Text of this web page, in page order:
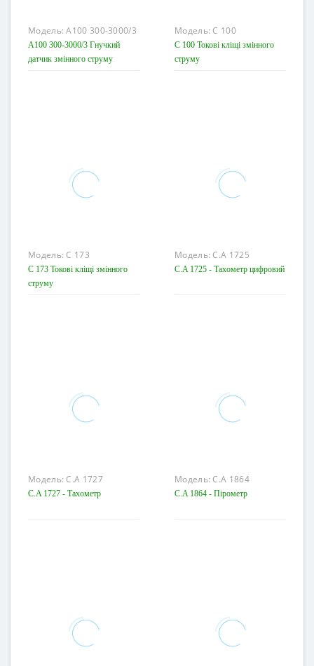
Модель:A100 300-3000/3
A100 300-3000/3 Гнучкий
датчик змінного струму
Модель:C 100
C 100 Токові кліщі змінного
струму
Модель:C 173
C 173 Токові кліщі змінного
струму
Модель:C.A 1725
C.A 1725 - Тахометр цифровий
Модель:C.A 1727
C.A 1727 - Тахометр
Модель:C.A 1864
C.A 1864 - Пірометр